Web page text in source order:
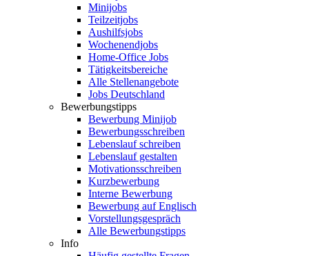
Minijobs
Teilzeitjobs
Aushilfsjobs
Wochenendjobs
Home-Office Jobs
Tätigkeitsbereiche
Alle Stellenangebote
Jobs Deutschland
Bewerbungstipps
Bewerbung Minijob
Bewerbungsschreiben
Lebenslauf schreiben
Lebenslauf gestalten
Motivationsschreiben
Kurzbewerbung
Interne Bewerbung
Bewerbung auf Englisch
Vorstellungsgespräch
Alle Bewerbungstipps
Info